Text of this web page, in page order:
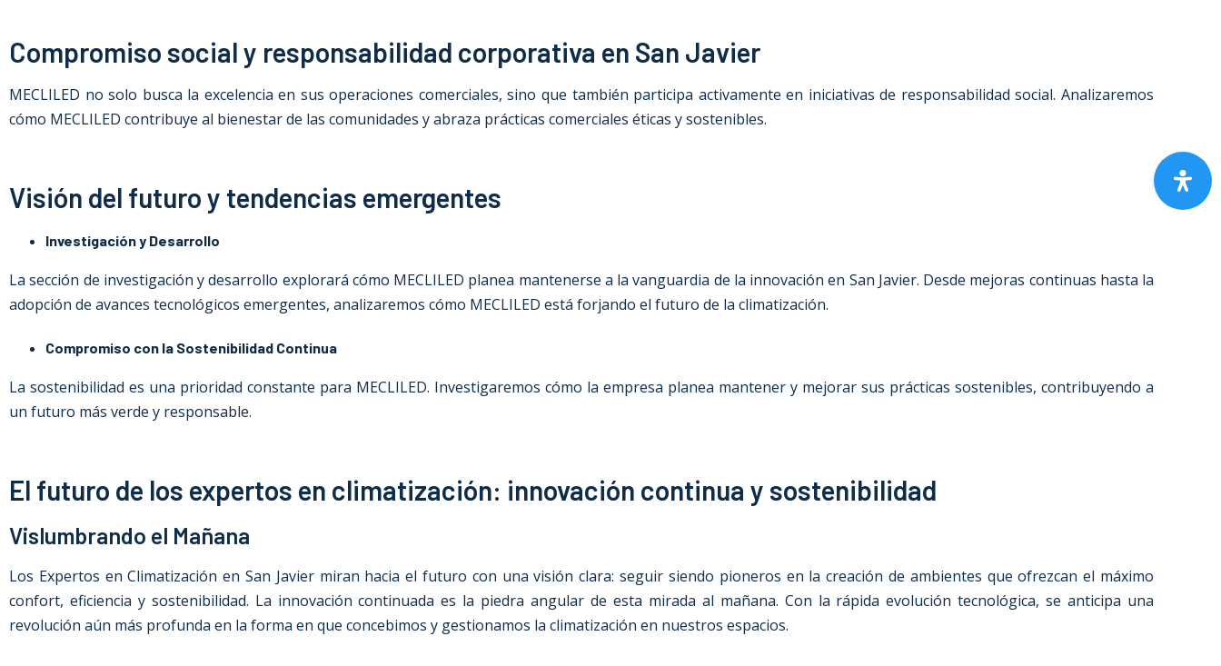
Compromiso social y responsabilidad corporativa en San Javier
MECLILED no solo busca la excelencia en sus operaciones comerciales, sino que también participa activamente en iniciativas de responsabilidad social. Analizaremos
cómo MECLILED contribuye al bienestar de las comunidades y abraza prácticas comerciales éticas y sostenibles.
Visión del futuro y tendencias emergentes
Investigación y Desarrollo
La sección de investigación y desarrollo explorará cómo MECLILED planea mantenerse a la vanguardia de la innovación en San Javier. Desde mejoras continuas hasta la
adopción de avances tecnológicos emergentes, analizaremos cómo MECLILED está forjando el futuro de la climatización.
Compromiso con la Sostenibilidad Continua
La sostenibilidad es una prioridad constante para MECLILED. Investigaremos cómo la empresa planea mantener y mejorar sus prácticas sostenibles, contribuyendo a
un futuro más verde y responsable.
El futuro de los expertos en climatización: innovación continua y sostenibilidad
Vislumbrando el Mañana
Los Expertos en Climatización en San Javier miran hacia el futuro con una visión clara: seguir siendo pioneros en la creación de ambientes que ofrezcan el máximo
confort, eficiencia y sostenibilidad. La innovación continuada es la piedra angular de esta mirada al mañana. Con la rápida evolución tecnológica, se anticipa una
revolución aún más profunda en la forma en que concebimos y gestionamos la climatización en nuestros espacios.